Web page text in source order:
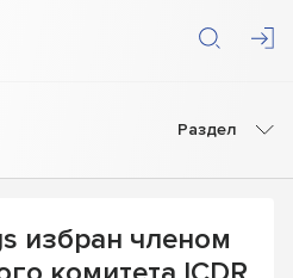
Раздел
избран членом